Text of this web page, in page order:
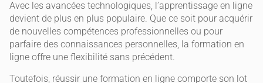
Avec les avancées technologiques, l’apprentissage en ligne
devient de plus en plus populaire. Que ce soit pour acquérir
de nouvelles compétences professionnelles ou pour
parfaire des connaissances personnelles, la formation en
ligne offre une flexibilité sans précédent.
Toutefois, réussir une formation en ligne comporte son lot